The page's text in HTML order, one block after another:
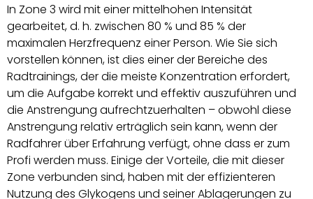
In Zone 3 wird mit einer mittelhohen Intensität
gearbeitet, d. h. zwischen 80 % und 85 % der
maximalen Herzfrequenz einer Person. Wie Sie sich
vorstellen können, ist dies einer der Bereiche des
Radtrainings, der die meiste Konzentration erfordert,
um die Aufgabe korrekt und effektiv auszuführen und
die Anstrengung aufrechtzuerhalten – obwohl diese
Anstrengung relativ erträglich sein kann, wenn der
Radfahrer über Erfahrung verfügt, ohne dass er zum
Profi werden muss. Einige der Vorteile, die mit dieser
Zone verbunden sind, haben mit der effizienteren
Nutzung des Glykogens und seiner Ablagerungen zu